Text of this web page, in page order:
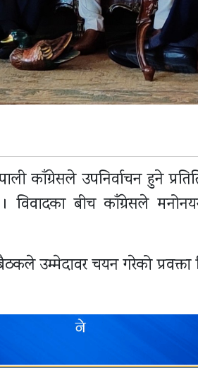
काँग्रेसले उपनिर्वाचन हुने
बीच काँग्रेसले
उम्मेदावर चयन गरेको